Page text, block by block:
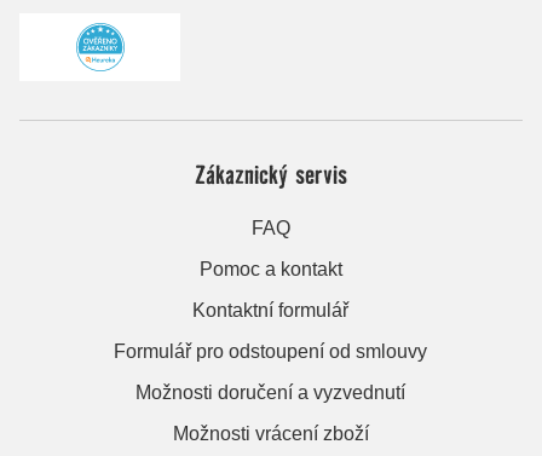
Zákaznický servis
FAQ
Pomoc a kontakt
Kontaktní formulář
Formulář pro odstoupení od smlouvy
Možnosti doručení a vyzvednutí
Možnosti vrácení zboží